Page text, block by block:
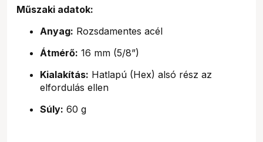
Műszaki adatok:
Anyag: Rozsdamentes acél
Átmérő: 16 mm (5/8”)
Kialakítás: Hatlapú (Hex) alsó rész az
elfordulás ellen
Súly: 60 g